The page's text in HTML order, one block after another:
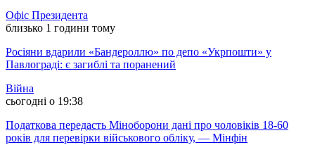
Офіс Президента
близько 1 години тому
Росіяни вдарили «Бандероллю» по депо «Укрпошти» у
Павлограді: є загиблі та поранений
Війна
сьогодні о 19:38
Податкова передасть Міноборони дані про чоловіків 18-60
років для перевірки військового обліку, — Мінфін